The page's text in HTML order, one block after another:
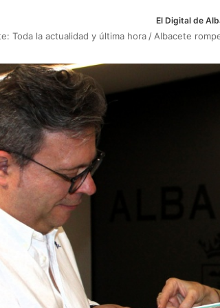
El Digital de
Toda la actualidad y última hora / Albacete